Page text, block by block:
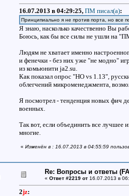
16.07.2013 в 04:29:25, ПМ писал(a):
Принципиально я не против порта, но все
Я знаю, насколько качественно Вы
Боюсь, как бы все силы не ушли на
Людям не хватает именно
и фенечки - без них уже "не модно"
из комьюнити ja2.su.
Как показал опрос "НО vs 1.13",
облегчений микроменеджмента,
Я посмотрел - тенденция новых фич
военных.
Так вот, если объединить все
многие.
« Изменён в : 16.07.2013 в 04:55:59
Re: Вопросы и ответы
« Ответ #2219 от16.07.2013 в
2jz: